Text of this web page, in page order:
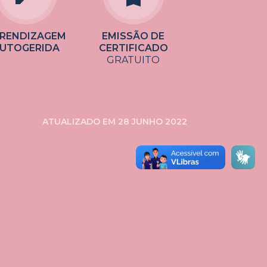
EMISSÃO DE
CERTIFICADO
GRATUITO
ATUALIZADO EM 28 JUNHO 2022